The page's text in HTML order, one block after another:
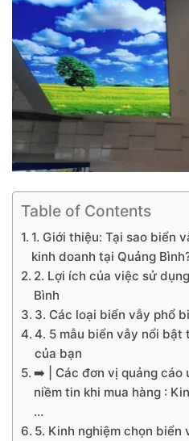
Table of Contents
1. Giới thiệu: Tại sao biển
kinh doanh tại Quảng
2. Lợi ích của việc sử
Bình
3. Các loại biển vẫy phổ
4. 5 mẫu biển vẫy nổi bật
của bạn
➡️ | Các đơn vị quảng cáo
niềm tin khi mua hàng :
…
5. Kinh nghiệm chọn biển